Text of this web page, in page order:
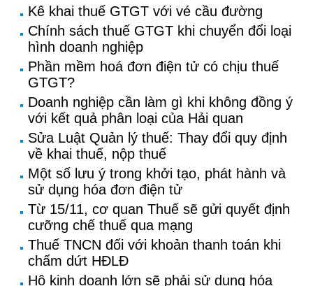
Kê khai thuế GTGT với vé cầu đường
Chính sách thuế GTGT khi chuyển đổi loại
hình doanh nghiệp
Phần mềm hoá đơn điện tử có chịu thuế
GTGT?
Doanh nghiệp cần làm gì khi không đồng ý
với kết quả phân loại của Hải quan
Sửa Luật Quản lý thuế: Thay đổi quy định
về khai thuế, nộp thuế
Một số lưu ý trong khởi tạo, phát hành và
sử dụng hóa đơn điện tử
Từ 15/11, cơ quan Thuế sẽ gửi quyết định
cưỡng chế thuế qua mạng
Thuế TNCN đối với khoản thanh toán khi
chấm dứt HĐLĐ
Hộ kinh doanh lớn sẽ phải sử dụng hóa